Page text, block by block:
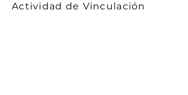
Actividad de Vinculación